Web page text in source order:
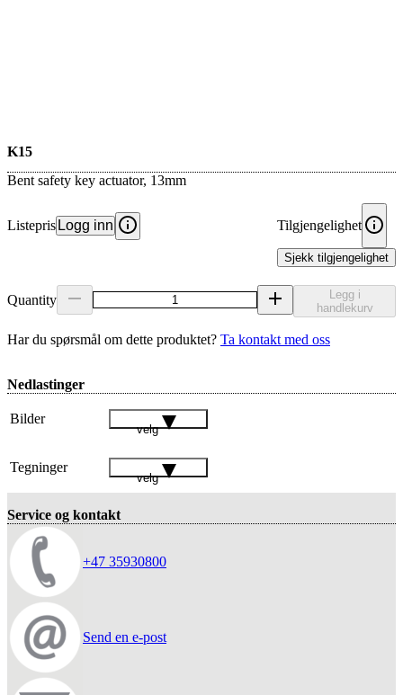
K15
Bent safety key actuator, 13mm
Listepris Logg inn Tilgjengelighet
Sjekk tilgjengelighet
Quantity
Legg i
handlekurv
Har du spørsmål om dette produktet? Ta kontakt med oss
Nedlastinger
Bilder
velg
Tegninger
velg
Service og kontakt
+47 35930800
Send en e-post